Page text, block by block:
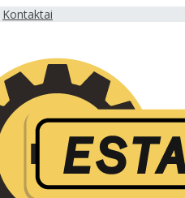
Kontaktai